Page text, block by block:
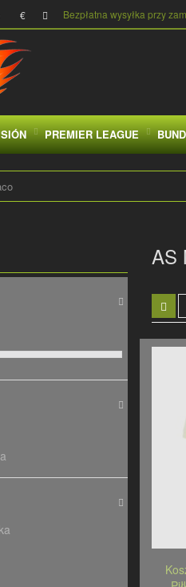
€ Bezpłatna wysyłka przy
PREMIER LEAGUE
AS